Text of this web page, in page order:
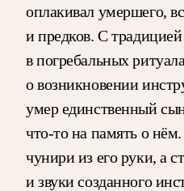
оплакивал умершего,
и предков. С
в погребальных
о возникновении
умер единственный
что-то на память о
чунири из его руки, а
и звуки созданного